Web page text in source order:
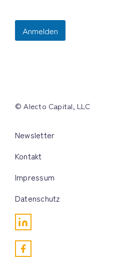
Anmelden
© Alecto Capital, LLC
Newsletter
Kontakt
Impressum
Datenschutz